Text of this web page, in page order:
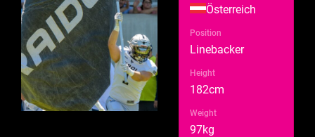
Österreich
Position
Linebacker
Height
182cm
Weight
97kg